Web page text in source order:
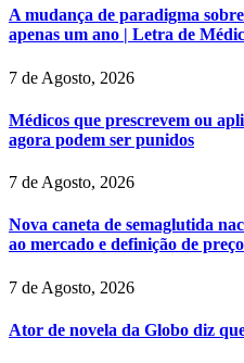
A mudança de paradigma
apenas um ano | Letra de
7 de Agosto, 2026
Médicos que prescrevem ou
agora podem ser punidos
7 de Agosto, 2026
Nova caneta de semaglutida
ao mercado e definição de preço
7 de Agosto, 2026
Ator de novela da Globo diz